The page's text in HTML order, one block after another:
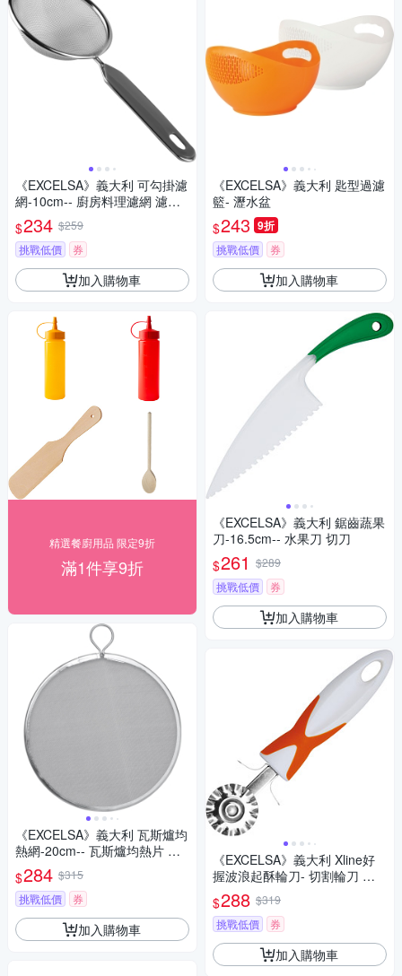
《EXCELSA》義大利 可勾掛濾
網-10cm-- 廚房料理濾網 濾網
勺 濾網杓
$234 $259
挑戰低價
券
加入購物車
精選餐廚用品 限定9折
滿1件享9折
《EXCELSA》義大利 瓦斯爐均
熱網-20cm-- 瓦斯爐均熱片 節
能網
$284 $315
挑戰低價
券
加入購物車
《EXCELSA》義大利 匙型過濾
籃- 瀝水盆
$243 9折
挑戰低價 券
加入購物車
《EXCELSA》義大利 鋸齒蔬果
刀-16.5cm-- 水果刀 切刀
$261 $289
挑戰低價
券
加入購物車
《EXCELSA》義大利 Xline好
握波浪起酥輪刀- 切割輪刀 花
邊輪刀 烘焙
$288 $319
挑戰低價
券
加入購物車